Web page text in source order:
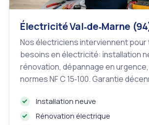
Électricité Val‑de‑Marne
Nos électriciens interviennent pour
besoins en électricité: installation
rénovation, dépannage en
normes NF C 15‑100. Garantie
Installation neuve
Rénovation électrique